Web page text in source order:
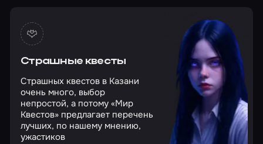
Страшные квесты
Страшных квестов в Казани
очень много, выбор
непростой, а потому «Мир
Квестов» предлагает перечень
лучших, по нашему мнению,
ужастиков